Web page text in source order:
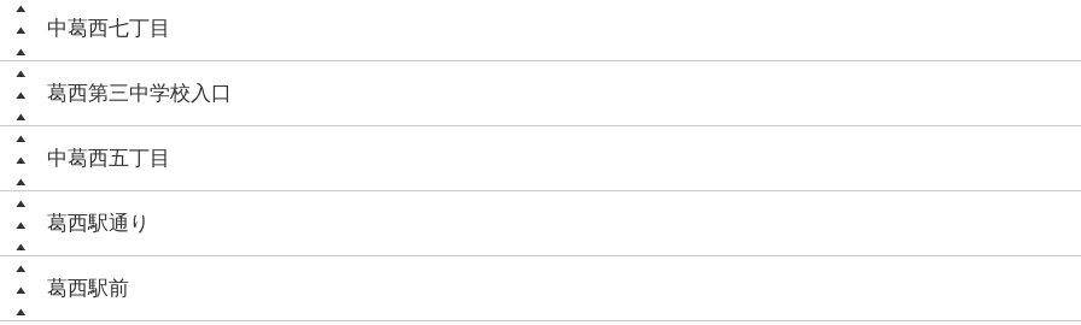
中葛西七丁目
葛西第三中学校入口
中葛西五丁目
葛西駅通り
葛西駅前